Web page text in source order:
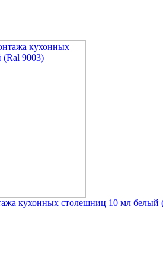
кухонных столешниц 10 мл белый